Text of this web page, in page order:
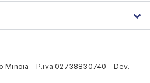
Minoia – P.iva 02738830740 – Dev.